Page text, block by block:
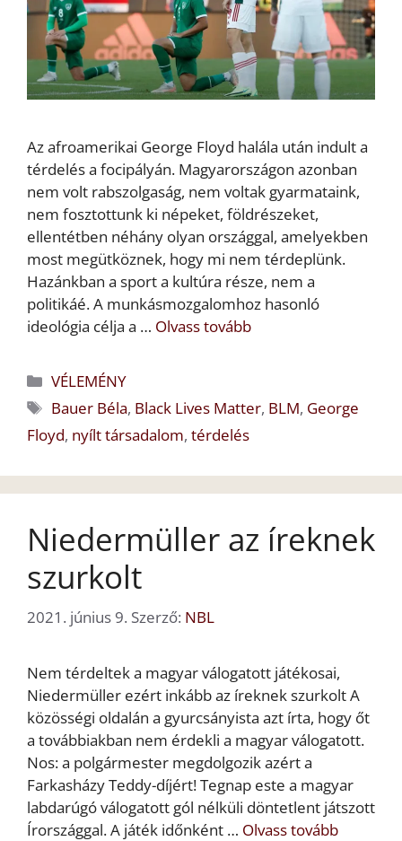
Az afroamerikai George Floyd halála után indult a
térdelés a focipályán. Magyarországon azonban
nem volt rabszolgaság, nem voltak gyarmataink,
nem fosztottunk ki népeket, földrészeket,
ellentétben néhány olyan országgal, amelyekben
most megütköznek, hogy mi nem térdeplünk.
Hazánkban a sport a kultúra része, nem a
politikáé. A munkásmozgalomhoz hasonló
ideológia célja a … Olvass tovább
Kategória
VÉLEMÉNY
Címkék
Bauer Béla, Black Lives Matter, BLM, George
Floyd, nyílt társadalom, térdelés
Niedermüller az íreknek
szurkolt
2021. június 9. Szerző: NBL
Nem térdeltek a magyar válogatott játékosai,
Niedermüller ezért inkább az íreknek szurkolt A
közösségi oldalán a gyurcsányista azt írta, hogy őt
a továbbiakban nem érdekli a magyar válogatott.
Nos: a polgármester megdolgozik azért a
Farkasházy Teddy-díjért! Tegnap este a magyar
labdarúgó válogatott gól nélküli döntetlent játszott
Írországgal. A játék időnként … Olvass tovább